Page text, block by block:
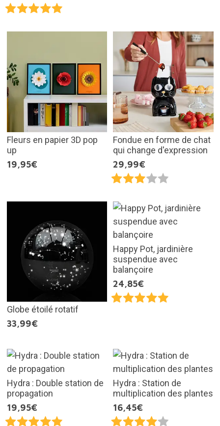
Fleurs en papier 3D pop
up
19,95€
Fondue en forme de chat
qui change d'expression
29,99€
Globe étoilé rotatif
33,99€
Happy Pot, jardinière
suspendue avec
balançoire
24,85€
Hydra : Double station de
propagation
19,95€
Hydra : Station de
multiplication des plantes
16,45€